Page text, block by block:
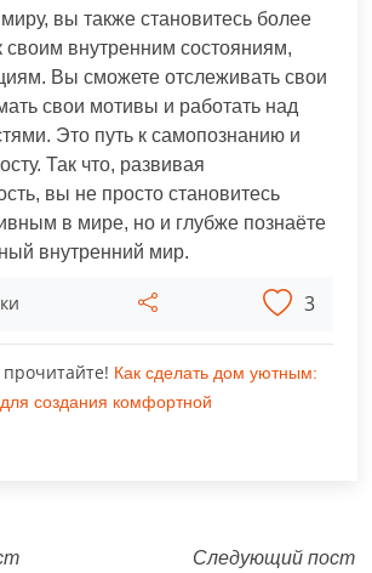
вы также становитесь более
своим внутренним состояниям,
Вы сможете отслеживать свои
свои мотивы и работать над
Это путь к самопознанию и
Так что, развивая
вы не просто становитесь
в мире, но и глубже познаёте
внутренний мир.
3
Как сделать дом уютным:
создания комфортной
Следующий пост